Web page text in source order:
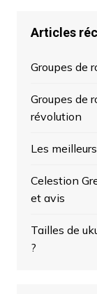
Articles
Groupes de
Groupes de
révolution
Les
Celestion
et avis
Tailles de
?